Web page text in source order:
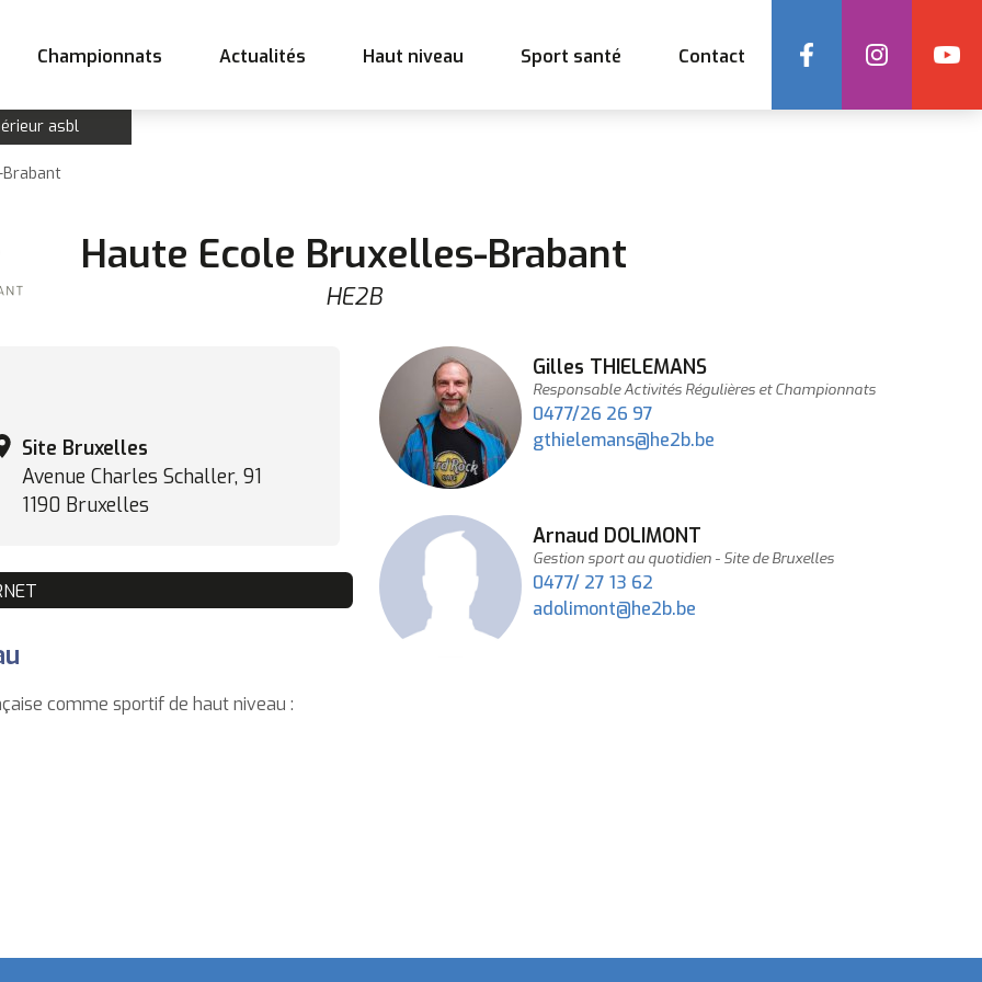
Championnats Actualités Haut niveau Sport santé Contact
Social
asbl
Brabant
Haute Ecole Bruxelles-Brabant
HE2B
Site Bruxelles
Avenue Charles Schaller, 91
1190 Bruxelles
comme sportif de haut niveau :
Prénom
Gilles NOM
THIELEMANS
Fonction
Responsable Activités Régulières et Championnats
0477/26 26 97
Adresse
gthielemans@he2b.be
Prénom
Arnaud NOM
DOLIMONT
Fonction
Gestion sport au quotidien - Site de Bruxelles
0477/ 27 13 62
Adresse
adolimont@he2b.be